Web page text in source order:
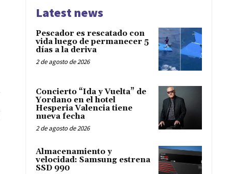
Latest news
Pescador es rescatado con
vida luego de permanecer 5
días a la deriva
2 de agosto de 2026
Concierto “Ida y Vuelta” de
Yordano en el hotel
Hesperia Valencia tiene
nueva fecha
2 de agosto de 2026
Almacenamiento y
velocidad: Samsung estrena
SSD 990